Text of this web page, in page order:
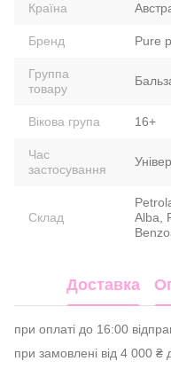
Країна
Бренд Pure
Группа
товару
Вікова група 16+
Час
застосування
Склад
Alba,
Доставка
при оплаті до 16:00
при замовлені від 4 000 ₴